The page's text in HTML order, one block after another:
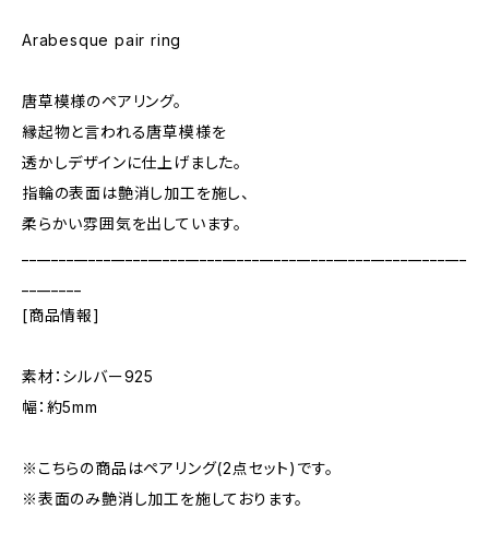
Arabesque pair ring
唐草模様のペアリング。
縁起物と言われる唐草模様を
透かしデザインに仕上げました。
指輪の表面は艶消し加工を施し、
柔らかい雰囲気を出しています。
[商品情報]
素材：シルバー925
幅：約5mm
※こちらの商品はペアリング(2点セット)です。
※表面のみ艶消し加工を施しております。